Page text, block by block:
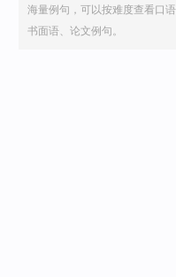
海量例句，可以按难度查看口语
书面语、论文例句。